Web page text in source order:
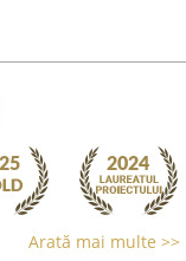
Arată mai multe >>